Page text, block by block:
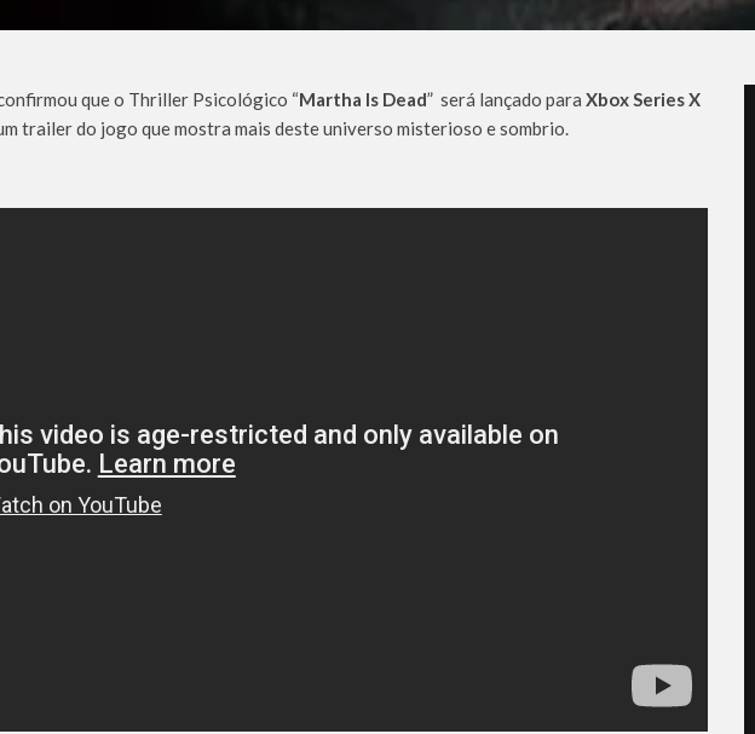
que o Thriller Psicológico “Martha Is Dead” será lançado para Xbox Series X
trailer do jogo que mostra mais deste universo misterioso e sombrio.